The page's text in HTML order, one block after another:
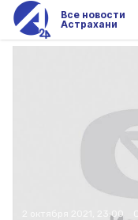
Все новости
Астрахани
2 октября 2021, 23:00